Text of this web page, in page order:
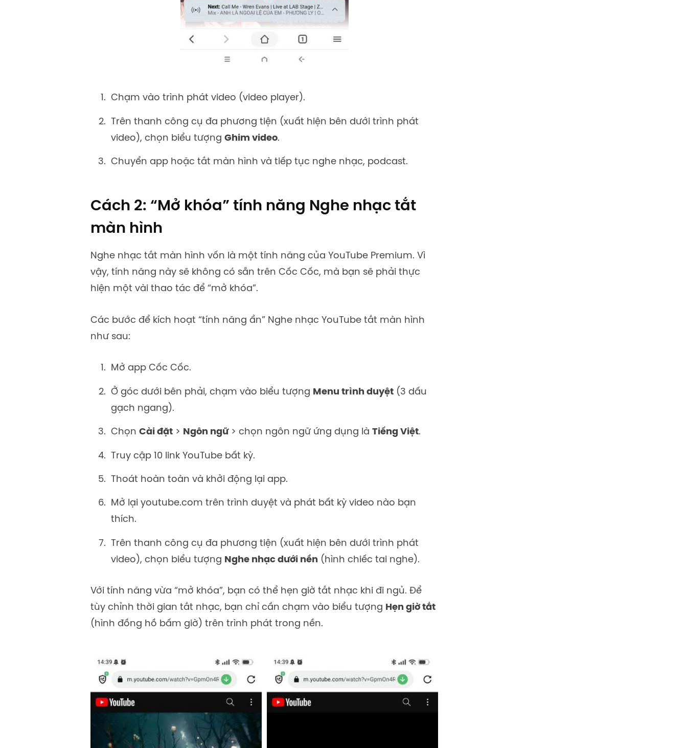
Chạm vào trình phát video (video player).
Trên thanh công cụ đa phương tiện (xuất hiện bên dưới trình phát
video), chọn biểu tượng Ghim video.
Chuyển app hoặc tắt màn hình và tiếp tục nghe nhạc, podcast.
Cách 2: “Mở khóa” tính năng Nghe nhạc tắt
màn hình
Nghe nhạc tắt màn hình vốn là một tính năng của YouTube Premium. Vì
vậy, tính năng này sẽ không có sẵn trên Cốc Cốc, mà bạn sẽ phải thực
hiện một vài thao tác để “mở khóa”.
Các bước để kích hoạt “tính năng ẩn” Nghe nhạc YouTube tắt màn hình
như sau:
Mở app Cốc Cốc.
Ở góc dưới bên phải, chạm vào biểu tượng Menu trình duyệt (3 dấu
gạch ngang).
Chọn Cài đặt > Ngôn ngữ> chọn ngôn ngữ ứng dụng là Tiếng Việt.
Truy cập 10 link YouTube bất kỳ.
Thoát hoàn toàn và khởi động lại app.
Mở lại youtube.com trên trình duyệt và phát bất kỳ video nào bạn
thích.
Trên thanh công cụ đa phương tiện (xuất hiện bên dưới trình phát
video), chọn biểu tượng Nghe nhạc dưới nền (hình chiếc tai nghe).
Với tính năng vừa “mở khóa”, bạn có thể hẹn giờ tắt nhạc khi đi ngủ. Để
tùy chỉnh thời gian tắt nhạc, bạn chỉ cần chạm vào biểu tượng Hẹn giờ tắt
(hình đồng hồ bấm giờ) trên trình phát trong nền.